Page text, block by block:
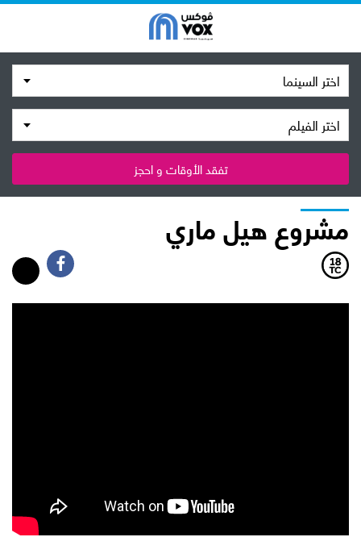
اختر السينما
اختر الفيلم
تفقد الأوقات و احجز
مشروع هيل ماري